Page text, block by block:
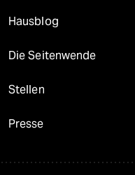
Hausblog
Die Seitenwende
Stellen
Presse